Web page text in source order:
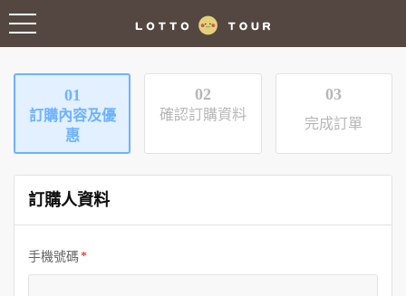
01
訂購內容及優
惠
02
確認訂購資料
03
完成訂單
訂購人資料
手機號碼